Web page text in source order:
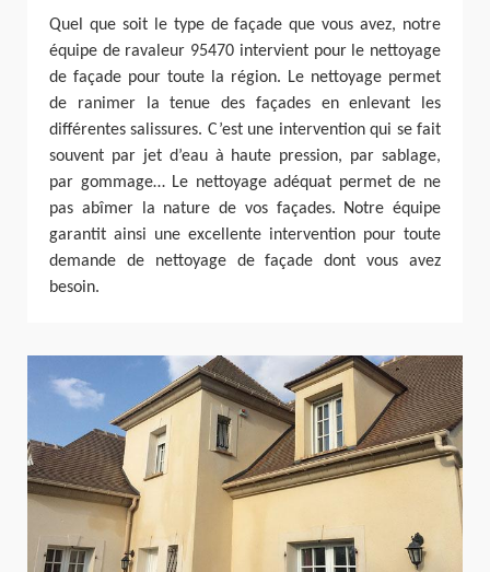
Quel que soit le type de façade que vous avez, notre
équipe de ravaleur 95470 intervient pour le nettoyage
de façade pour toute la région. Le nettoyage permet
de ranimer la tenue des façades en enlevant les
différentes salissures. C’est une intervention qui se fait
souvent par jet d’eau à haute pression, par sablage,
par gommage… Le nettoyage adéquat permet de ne
pas abîmer la nature de vos façades. Notre équipe
garantit ainsi une excellente intervention pour toute
demande de nettoyage de façade dont vous avez
besoin.